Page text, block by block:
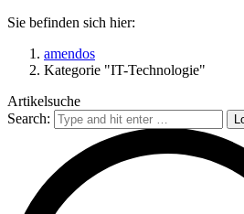
Sie befinden sich hier:
amendos
Kategorie "IT-Technologie"
Artikelsuche
Search: